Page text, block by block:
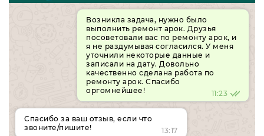
Возникла задача, нужно было
выполнить ремонт арок. Друзья
посоветовали вас по ремонту арок, и
я не раздумывая согласился. У меня
уточнили некоторые данные и
записали на дату. Довольно
качественно сделана работа по
ремонту арок. Спасибо
оргомнейшее!
11:23
Спасибо за ваш отзыв, если что
звоните/пишите!
13:17